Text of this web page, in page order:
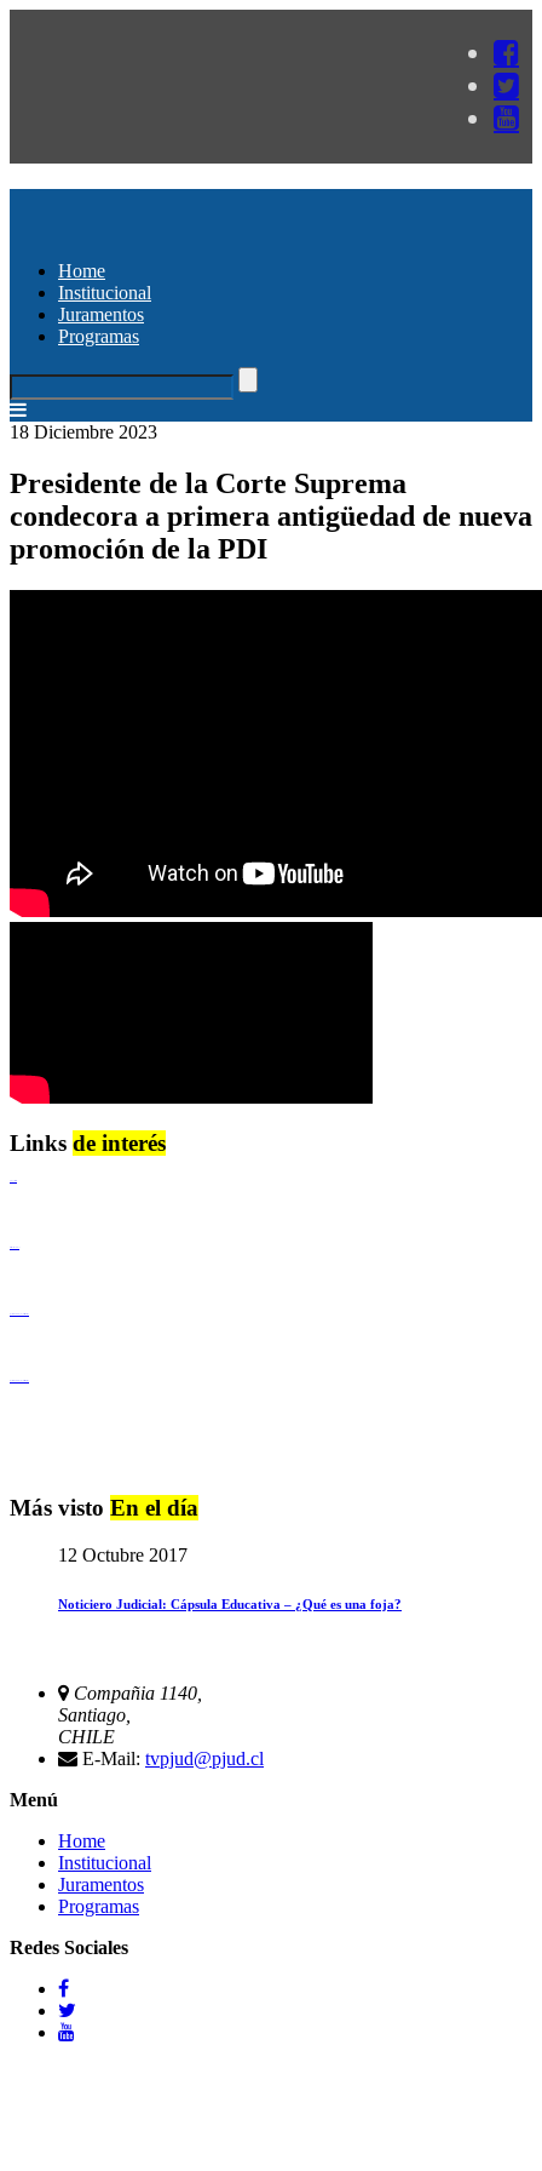
Home
Institucional
Juramentos
Programas
18 Diciembre 2023
Presidente de la Corte Suprema
condecora a primera antigüedad de nueva
promoción de la PDI
Links de interés
Más visto En el día
12 Octubre 2017
Noticiero Judicial: Cápsula Educativa – ¿Qué es una foja?
Compañia 1140,
Santiago,
CHILE
E-Mail: tvpjud@pjud.cl
Menú
Home
Institucional
Juramentos
Programas
Redes Sociales